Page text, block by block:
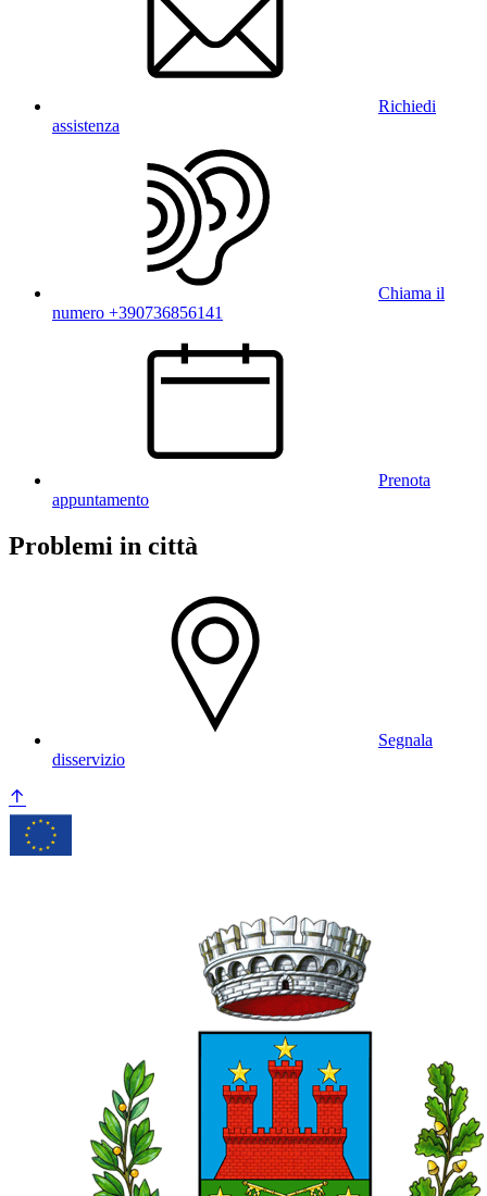
Richiedi
assistenza
Chiama il
numero +390736856141
Prenota
appuntamento
Problemi in città
Segnala
disservizio